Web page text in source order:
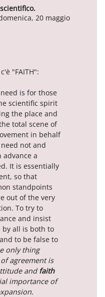
20 maggio
"FAITH":
is for those
scientific spirit
the place and
total scene of
in behalf
not and
a
It is essentially
so that
standpoints
out of the very
To try to
and insist
by all is both to
to be false to
only thing
agreement is
andfaith
importance of